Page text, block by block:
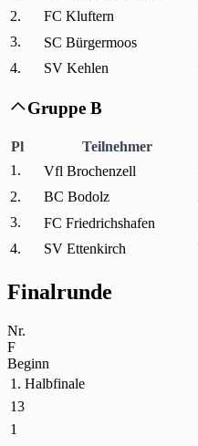
2.
FC Kluftern
3.
SC Bürgermoos
4.
SV Kehlen
 Gruppe B
Pl Teilnehmer
1.
Vfl Brochenzell
2.
BC Bodolz
3.
FC Friedrichshafen
4.
SV Ettenkirch
Finalrunde
Nr.
F
Beginn
1. Halbfinale
13
1